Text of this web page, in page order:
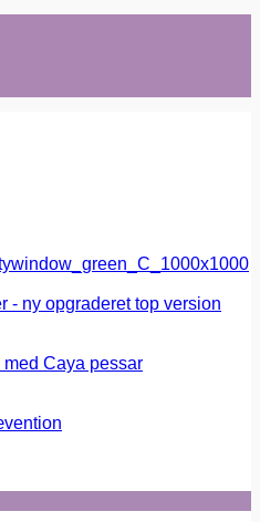
- ny opgraderet top version
Caya pessar